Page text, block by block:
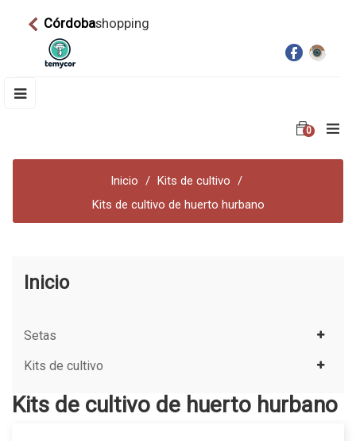
Córdobashopping
Navegación
☰
0
Inicio
Kits de cultivo
Kits de cultivo de huerto hurbano
Inicio
Setas
Kits de cultivo
Kits de cultivo de huerto hurbano